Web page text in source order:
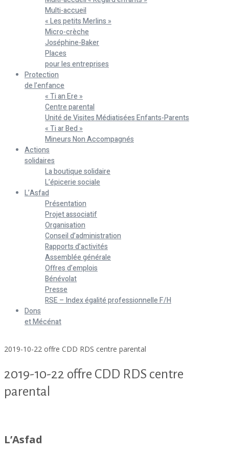
Multi-accueil
« Les petits Merlins »
Micro-crèche
Joséphine-Baker
Places
pour les entreprises
Protection
de l’enfance
« Ti an Ere »
Centre parental
Unité de Visites Médiatisées Enfants-Parents
« Ti ar Bed »
Mineurs Non Accompagnés
Actions
solidaires
La boutique solidaire
L’épicerie sociale
L’Asfad
Présentation
Projet associatif
Organisation
Conseil d’administration
Rapports d’activités
Assemblée générale
Offres d’emplois
Bénévolat
Presse
RSE – Index égalité professionnelle F/H
Dons
et Mécénat
2019-10-22 offre CDD RDS centre parental
2019-10-22 offre CDD RDS centre
parental
L’Asfad